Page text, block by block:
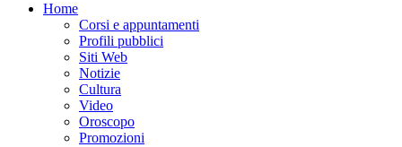
Home
Corsi e appuntamenti
Profili pubblici
Siti Web
Notizie
Cultura
Video
Oroscopo
Promozioni